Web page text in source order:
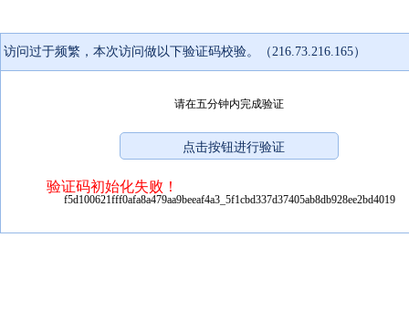
访问过于频繁，本次访问做以下验证码校验。（216.73.216.165）
请在五分钟内完成验证
验证码初始化失败！
f5d100621fff0afa8a479aa9beeaf4a3_5f1cbd337d37405ab8db928ee2bd4019